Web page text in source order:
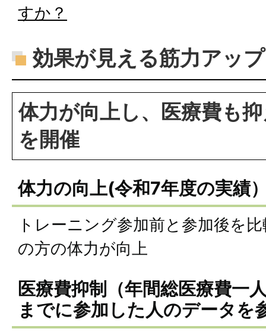
すか？
効果が見える筋力アッ
体力が向上し、医療費も
を開催
体力の向上(令和7年度の実績
トレーニング参加前と参加後を
の方の体力が向上
医療費抑制（年間総医療費一
までに参加した人のデータを